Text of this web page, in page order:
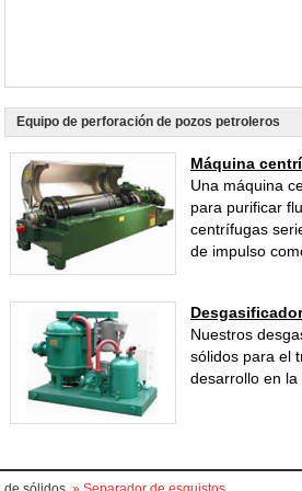
Equipo de perforación de pozos petroleros
Máquina
Una máquina
para purificar
centrífugas
de impulso
Desgasificador
Nuestros
sólidos para el
desarrollo en la